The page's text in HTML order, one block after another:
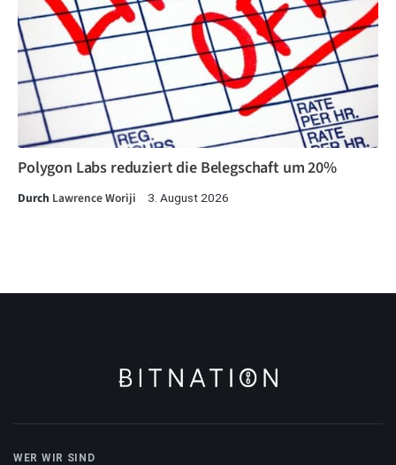
Polygon Labs reduziert die Belegschaft um 20%
Durch Lawrence Woriji 3. August 2026
WER WIR SIND